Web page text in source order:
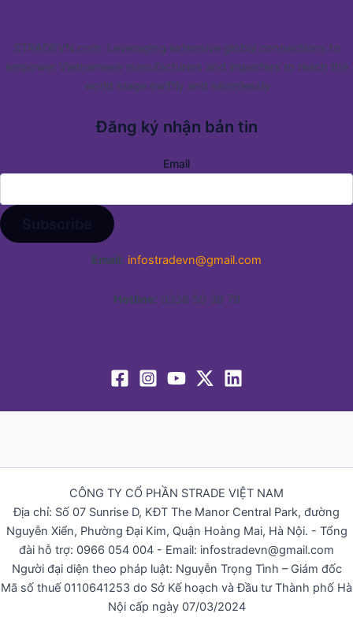
STRADEVN.com: Leveraging extensive global connections to
empower Vietnamese manufacturers and importers to reach the
world stage swiftly and seamlessly
Đăng ký nhận bản tin
Email
Email: infostradevn@gmail.com
Hotline: 0338 50 39 79
CÔNG TY CỔ PHẦN STRADE VIỆT NAM
Địa chỉ: Số 07 Sunrise D, KĐT The Manor Central Park, đường
Nguyễn Xiển, Phường Đại Kim, Quận Hoàng Mai, Hà Nội. - Tổng
đài hỗ trợ: 0966 054 004 - Email: infostradevn@gmail.com
Người đại diện theo pháp luật: Nguyễn Trọng Tình – Giám đốc
Mã số thuế 0110641253 do Sở Kế hoạch và Đầu tư Thành phố Hà
Nội cấp ngày 07/03/2024